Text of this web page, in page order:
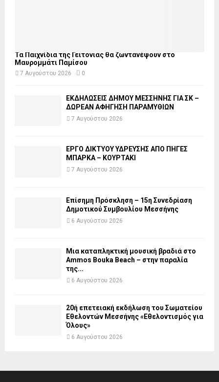
Τα Παιχνίδια της Γειτονιάς θα ζωντανέψουν στο
Μαυρομμάτι Παμίσου
7 Αυγούστου 2026 0
ΕΚΔΗΛΩΣΕΙΣ ΔΗΜΟΥ ΜΕΣΣΗΝΗΣ ΓΙΑ ΣΚ –
ΔΩΡΕΑΝ ΑΦΗΓΗΣΗ ΠΑΡΑΜΥΘΙΩΝ
7 Αυγούστου 2026
ΕΡΓΟ ΔΙΚΤΥΟΥ ΥΔΡΕΥΣΗΣ ΑΠΟ ΠΗΓΕΣ
ΜΠΑΡΚΑ – ΚΟΥΡΤΑΚΙ
7 Αυγούστου 2026
Επίσημη Πρόσκληση – 15η Συνεδρίαση
Δημοτικού Συμβουλίου Μεσσήνης
6 Αυγούστου 2026
Μια καταπληκτική μουσική βραδιά στο
Ammos Bouka Beach – στην παραλία
της...
6 Αυγούστου 2026
20ή επετειακή εκδήλωση του Σωματείου
Εθελοντών Μεσσήνης «Εθελοντισμός για
Όλους»
6 Αυγούστου 2026